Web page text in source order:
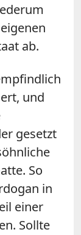
ab.
und
gesetzt
So
in
einer
Sollte